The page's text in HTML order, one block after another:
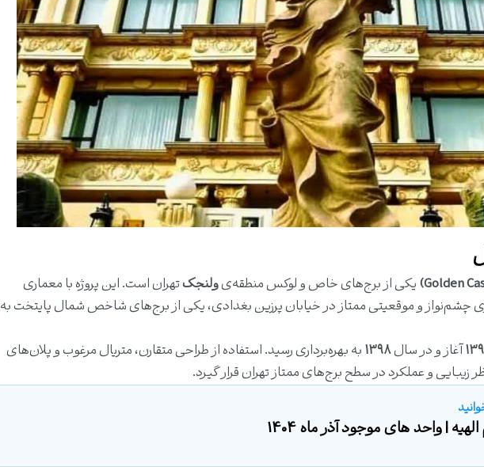
یکی از برج‌های خاص و لوکس منطقه‌یولنجکتهران است. این پروژه با معماری
چشم‌نواز و موقعیتی ممتاز در خیابان پرزین بغدادی، یکی از برج‌های شاخص شمال پایتخت به
آغاز و در سال۱۳۹۸به بهره‌برداری رسید. استفاده از طراحی متقارن، متریال مرغوب و پلان‌های
زیبایی و عملکرد در سطح برج‌های ممتاز تهران قرار گیرد.
| واحد های موجود آذر ماه 1404